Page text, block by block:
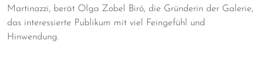
Martinazzi, berät Olga Zobel Biró, die Gründerin der Galerie,
das interessierte Publikum mit viel Feingefühl und
Hinwendung.